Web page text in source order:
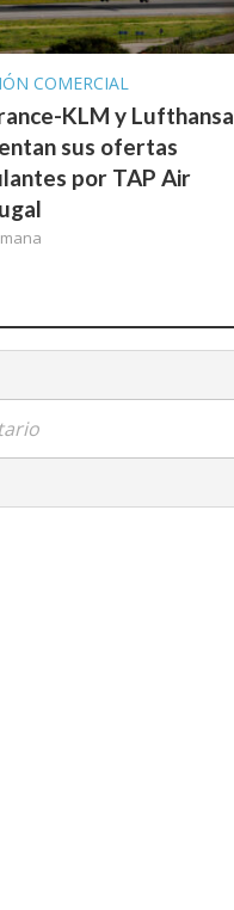
COMERCIAL
KLM y Lufthansa
sus ofertas
por TAP Air